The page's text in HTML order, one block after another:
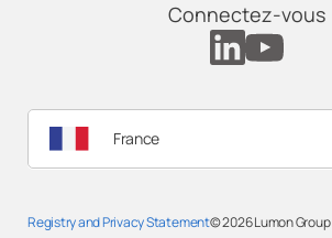
Connectez-vous
France
Registry and Privacy Statement© 2026Lumon Group